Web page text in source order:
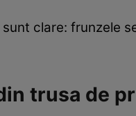
clare: frunzele
trusa de